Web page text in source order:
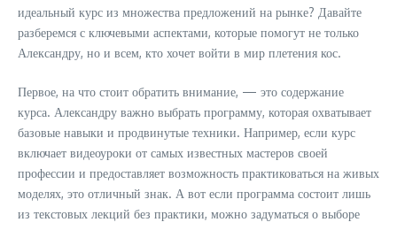
идеальный курс из множества предложений на рынке? Давайте
разберемся с ключевыми аспектами, которые помогут не только
Александру, но и всем, кто хочет войти в мир плетения кос.
Первое, на что стоит обратить внимание, — это содержание
курса. Александру важно выбрать программу, которая охватывает
базовые навыки и продвинутые техники. Например, если курс
включает видеоуроки от самых известных мастеров своей
профессии и предоставляет возможность практиковаться на живых
моделях, это отличный знак. А вот если программа состоит лишь
из текстовых лекций без практики, можно задуматься о выборе